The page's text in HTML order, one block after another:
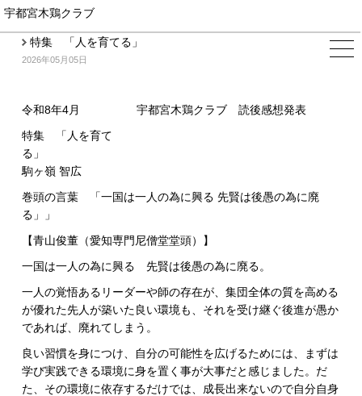
宇都宮木鶏クラブ
特集 「人を育てる」
2026年05月05日
令和8年4月 宇都宮木鶏クラブ 読後感想発表
特集 「人を育て
る
駒ヶ嶺 智広
巻頭の言葉 「一国は一人の為に興る 先賢は後愚の為に廃
る」」
【青山俊董（愛知専門尼僧堂堂頭）】
一国は一人の為に興る 先賢は後愚の為に廃る。
一人の覚悟あるリーダーや師の存在が、集団全体の質を高める
が優れた先人が築いた良い環境も、それを受け継ぐ後進が愚か
であれば、廃れてしまう。
良い習慣を身につけ、自分の可能性を広げるためには、まずは
学び実践できる環境に身を置く事が大事だと感じました。だ
た、その環境に依存するだけでは、成長出来ないので自分自身